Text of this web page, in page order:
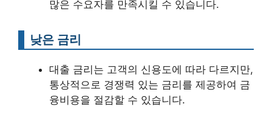
많은 수요자를 만족시킬 수 있습니다.
낮은 금리
대출 금리는 고객의 신용도에 따라 다르지만,
통상적으로 경쟁력 있는 금리를 제공하여 금
융비용을 절감할 수 있습니다.